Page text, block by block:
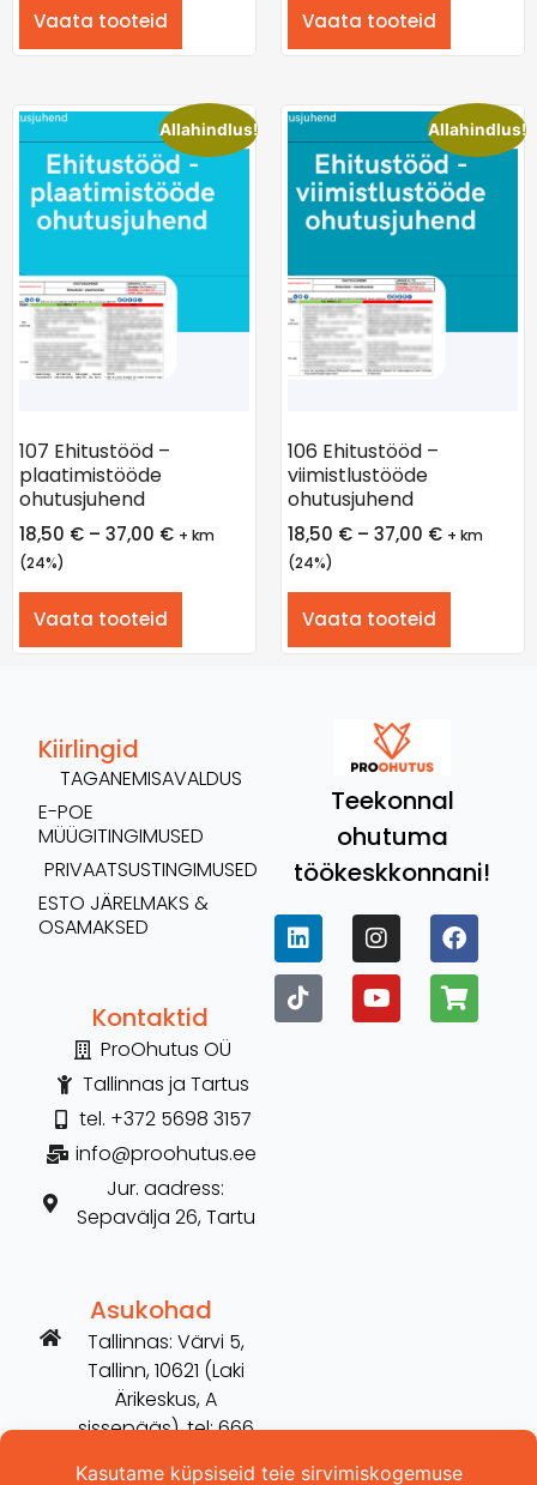
Vaata tooteid Vaata tooteid
Allahindlus!
107 Ehitustööd –
plaatimistööde
ohutusjuhend
18,50 € – 37,00 € + km
(24%)
Vaata tooteid
Allahindlus!
106 Ehitustööd –
viimistlustööde
ohutusjuhend
18,50 € – 37,00 € + km
(24%)
Vaata tooteid
Teekonnal
ohutuma
töökeskkonnani!
Kontaktid
ProOhutus OÜ
Tallinnas ja Tartus
tel. +372 5698 3157
info@proohutus.ee
Jur. aadress:
Sepavälja 26, Tartu
Kiirlingid
TAGANEMISAVALDUS
E-POE
MÜÜGITINGIMUSED
PRIVAATSUSTINGIMUSED
ESTO JÄRELMAKS &
OSAMAKSED
Asukohad
Tallinnas: Värvi 5,
Tallinn, 10621 (Laki
Ärikeskus, A
sissepääs), tel: 666